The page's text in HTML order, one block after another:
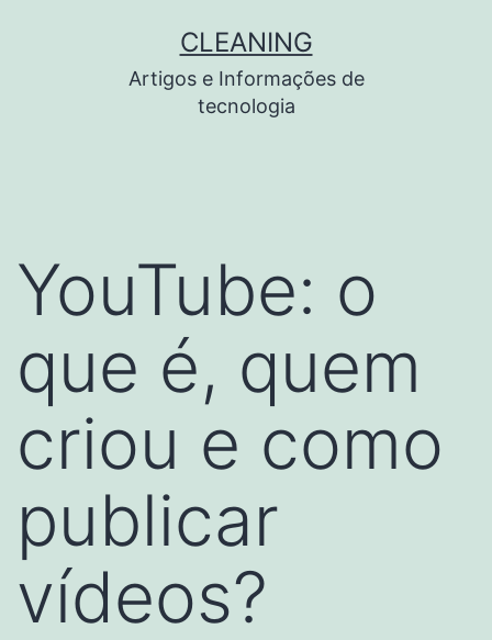
CLEANING
Artigos e Informações de
tecnologia
YouTube: o
que é, quem
criou e como
publicar
vídeos?